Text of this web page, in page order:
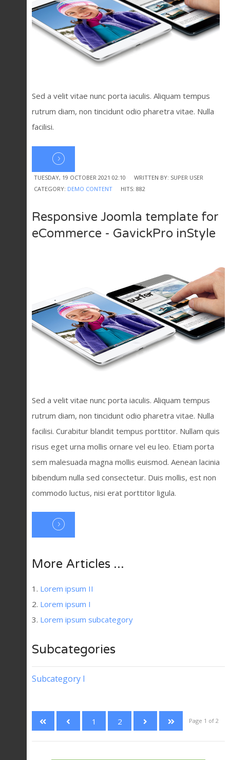
Sed a velit vitae nunc porta iaculis. Aliquam tempus
rutrum diam, non tincidunt odio pharetra vitae. Nulla
facilisi.
TUESDAY, 19 OCTOBER 2021 02:10
WRITTEN BY: SUPER USER
CATEGORY: DEMO CONTENT HITS: 882
Responsive Joomla template for
eCommerce - GavickPro inStyle
Sed a velit vitae nunc porta iaculis. Aliquam tempus
rutrum diam, non tincidunt odio pharetra vitae. Nulla
facilisi. Curabitur blandit tempus porttitor. Nullam quis
risus eget urna mollis ornare vel eu leo. Etiam porta
sem malesuada magna mollis euismod. Aenean lacinia
bibendum nulla sed consectetur. Duis mollis, est non
commodo luctus, nisi erat porttitor ligula.
More Articles ...
Lorem ipsum II
Lorem ipsum I
Lorem ipsum subcategory
Subcategories
Subcategory I
1 2 Page 1 of 2